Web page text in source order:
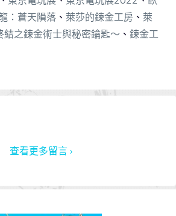
：蒼天隕落 、 萊莎的鍊金工房 、 萊
結之鍊金術士與秘密鑰匙～ 、 鍊金工
查看更多留言 ›